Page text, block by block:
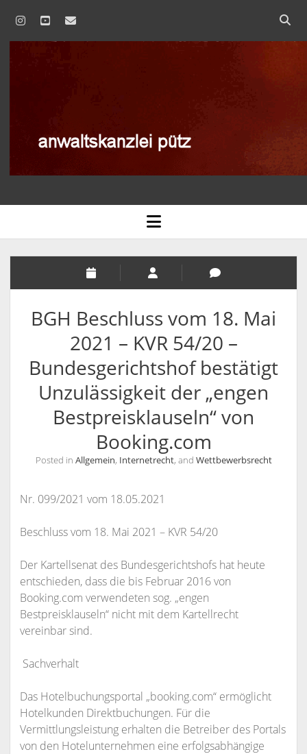
instagram
youtubeemail
AGB
BLOG
DATENSCHUTZERKLÄRUNG
IMPRESSUM
KANZLEI
KONTAKT / INFORMATIONEN
ANFAHRT
INFORMATIONEN
KONTAKT
SPRECHZEITEN
VOLLMACHT
RECHTSANWÄLTE
RECHTSANWALT NILS PÜTZ
RECHTSANWÄLTIN VERONIKA KLENK
SCHULUNGSANGEBOTE
ARBEITSRECHT FÜR PERSONALDISPONENTEN
RECHTLICHES UPDATE FÜR AUSBILDER
RECHTSSICHER IM INTERNET – WETTBEWERBSRECHT,
ARKENRECHT
ERSÖNLICHKEITSRECHT
open
menu
BGH Beschluss vom 18. Mai
2021 – KVR 54/20 –
Bundesgerichtshof bestätigt
Unzulässigkeit der „engen
Bestpreisklauseln“ von
Booking.com
Posted in Allgemein, Internetrecht, and Wettbewerbsrecht
Nr. 099/2021 vom 18.05.2021
Beschluss vom 18. Mai 2021 – KVR 54/20
Der Kartellsenat des Bundesgerichtshofs hat heute
entschieden, dass die bis Februar 2016 von
Booking.com verwendeten sog. „engen
Bestpreisklauseln“ nicht mit dem Kartellrecht
vereinbar sind.
Sachverhalt
Das Hotelbuchungsportal „booking.com“ ermöglicht
Hotelkunden Direktbuchungen. Für die
Vermittlungsleistung erhalten die Betreiber des Portals
von den Hotelunternehmen eine erfolgsabhängige